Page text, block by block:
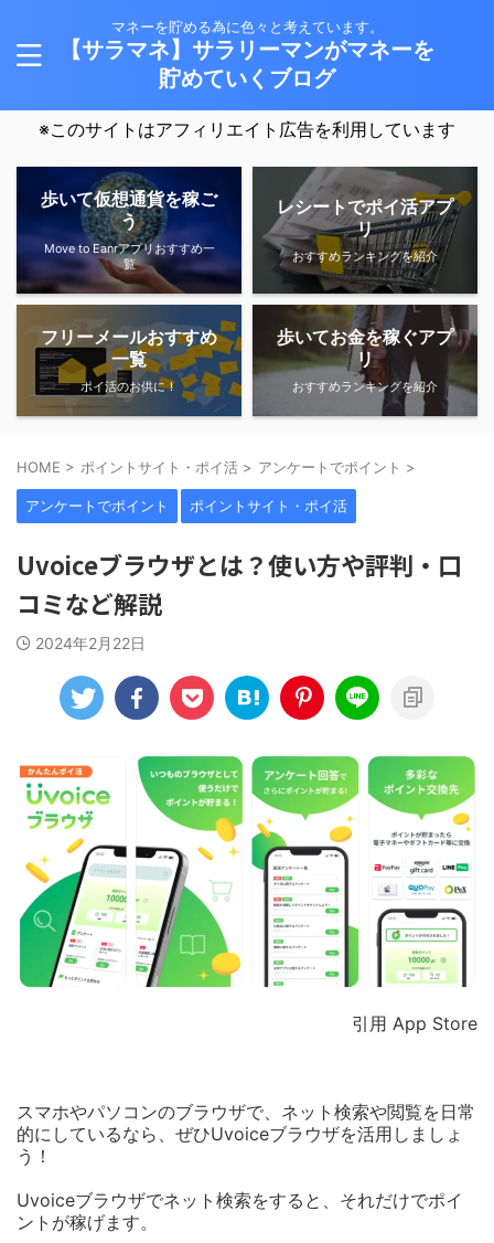
マネーを貯める為に色々と考えています。
【サラマネ】サラリーマンがマネーを
貯めていくブログ
※このサイトはアフィリエイト広告を利用しています
歩いて仮想通貨を稼ご
う
Move to Eanrアプリおすすめ一
覧
レシートでポイ活アプ
リ
おすすめランキングを紹介
フリーメールおすすめ
一覧
ポイ活のお供に！
歩いてお金を稼ぐアプ
リ
おすすめランキングを紹介
HOME > ポイントサイト・ポイ活 > アンケートでポイント >
アンケートでポイント ポイントサイト・ポイ活
Uvoiceブラウザとは？使い方や評判・口
コミなど解説
2024年2月22日
引用 App Store
スマホやパソコンのブラウザで、ネット検索や閲覧を日常
的にしているなら、ぜひUvoiceブラウザを活用しましょ
う！
Uvoiceブラウザでネット検索をすると、それだけでポイ
ントが稼げます。